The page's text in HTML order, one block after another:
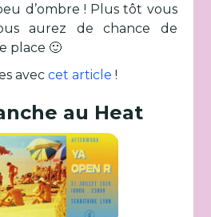
d’ombre ! Plus tôt vous
aurez de chance de
place 🙂
aveccet article !
au Heat